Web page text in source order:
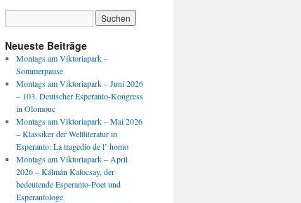
Neueste Beiträge
Montags am Viktoriapark –
Sommerpause
Montags am Viktoriapark – Juni 2026
– 103. Deutscher Esperanto-Kongress
in Olomouc
Montags am Viktoriapark – Mai 2026
– Klassiker der Weltliteratur in
Esperanto: La tragedio de l’ homo
Montags am Viktoriapark – April
2026 – Kálmán Kalocsay, der
bedeutende Esperanto-Poet und
Esperantologe